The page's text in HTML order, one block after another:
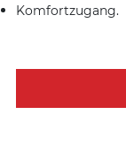
Komfortzugang.